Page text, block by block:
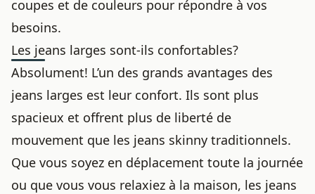
coupes et de couleurs pour répondre à vos
besoins.
Les jeans larges sont-ils confortables?
Absolument! L’un des grands avantages des
jeans larges est leur confort. Ils sont plus
spacieux et offrent plus de liberté de
mouvement que les jeans skinny traditionnels.
Que vous soyez en déplacement toute la journée
ou que vous vous relaxiez à la maison, les jeans